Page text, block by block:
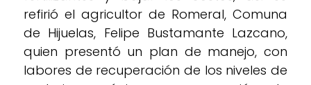
refirió el agricultor de Romeral, Comuna
de Hijuelas, Felipe Bustamante Lazcano,
quien presentó un plan de manejo, con
labores de recuperación de los niveles de